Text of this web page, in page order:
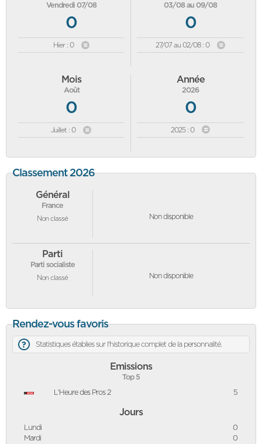
Vendredi 07/08
0
Hier : 0
03/08 au 09/08
0
27/07 au 02/08 : 0
Mois
Août
0
Juillet : 0
Année
2026
0
2025 : 0
Classement 2026
Général
France
Non classé Non disponible
Parti
Parti socialiste
Non classé Non disponible
Rendez-vous favoris
Statistiques établies sur l'historique complet de la personnalité.
Emissions
Top 5
L'Heure des Pros 2
5
Jours
Lundi
0
Mardi
0